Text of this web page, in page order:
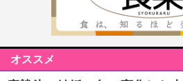
オススメ